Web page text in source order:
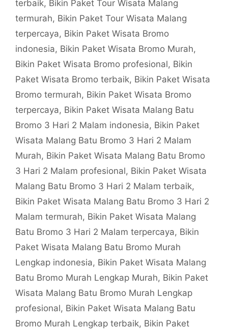
terbaik, Bikin Paket Tour Wisata Malang
termurah, Bikin Paket Tour Wisata Malang
terpercaya, Bikin Paket Wisata Bromo
indonesia, Bikin Paket Wisata Bromo Murah,
Bikin Paket Wisata Bromo profesional, Bikin
Paket Wisata Bromo terbaik, Bikin Paket Wisata
Bromo termurah, Bikin Paket Wisata Bromo
terpercaya, Bikin Paket Wisata Malang Batu
Bromo 3 Hari 2 Malam indonesia, Bikin Paket
Wisata Malang Batu Bromo 3 Hari 2 Malam
Murah, Bikin Paket Wisata Malang Batu Bromo
3 Hari 2 Malam profesional, Bikin Paket Wisata
Malang Batu Bromo 3 Hari 2 Malam terbaik,
Bikin Paket Wisata Malang Batu Bromo 3 Hari 2
Malam termurah, Bikin Paket Wisata Malang
Batu Bromo 3 Hari 2 Malam terpercaya, Bikin
Paket Wisata Malang Batu Bromo Murah
Lengkap indonesia, Bikin Paket Wisata Malang
Batu Bromo Murah Lengkap Murah, Bikin Paket
Wisata Malang Batu Bromo Murah Lengkap
profesional, Bikin Paket Wisata Malang Batu
Bromo Murah Lengkap terbaik, Bikin Paket